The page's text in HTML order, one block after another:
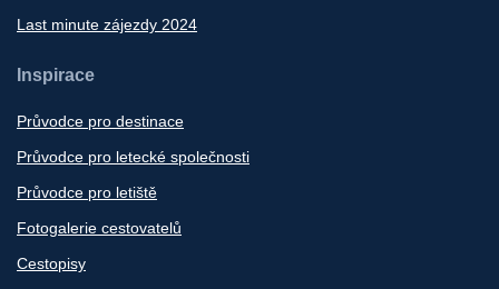
Last minute zájezdy 2024
Inspirace
Průvodce pro destinace
Průvodce pro letecké společnosti
Průvodce pro letiště
Fotogalerie cestovatelů
Cestopisy